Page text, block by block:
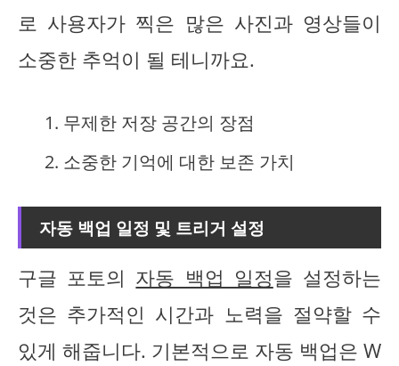
로 사용자가 찍은 많은 사진과 영상들이
소중한 추억이 될 테니까요.
무제한 저장 공간의 장점
소중한 기억에 대한 보존 가치
자동 백업 일정 및 트리거 설정
구글 포토의 자동 백업 일정을 설정하는
것은 추가적인 시간과 노력을 절약할 수
있게 해줍니다. 기본적으로 자동 백업은 W